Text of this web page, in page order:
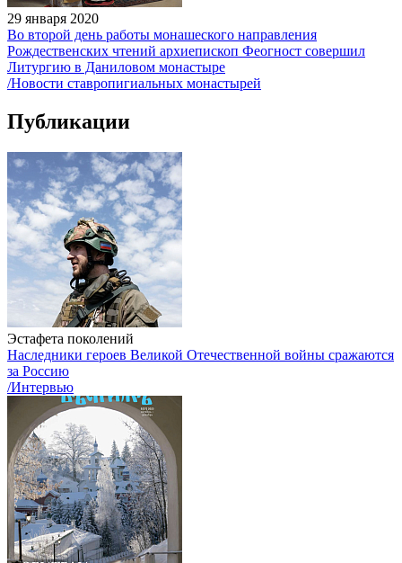
29 января 2020
Во второй день работы монашеского направления
Рождественских чтений архиепископ Феогност совершил
Литургию в Даниловом монастыре
/Новости ставропигиальных монастырей
Публикации
Эстафета поколений
Наследники героев Великой Отечественной войны сражаются
за Россию
/Интервью